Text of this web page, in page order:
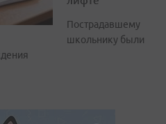
Пострадавшему
школьнику были